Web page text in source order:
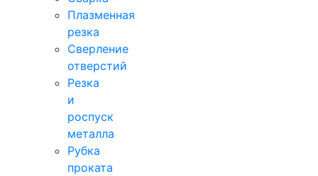
Плазменная
резка
Сверление
отверстий
Резка
и
роспуск
металла
Рубка
проката